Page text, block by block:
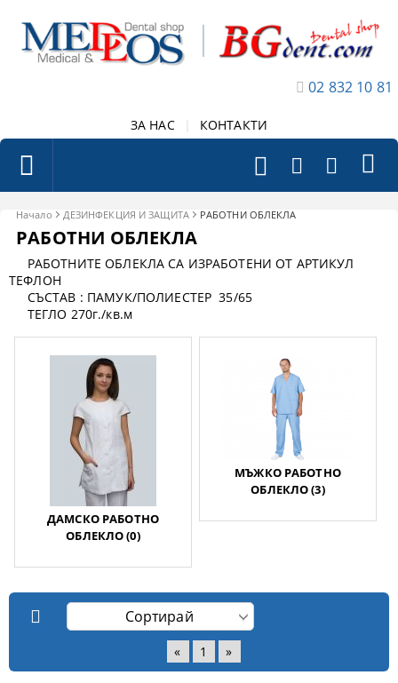
02 832 10 81
ЗА НАС КОНТАКТИ
Начало ДЕЗИНФЕКЦИЯ И ЗАЩИТА РАБОТНИ ОБЛЕКЛА
РАБОТНИ ОБЛЕКЛА
РАБОТНИТЕ ОБЛЕКЛА СА ИЗРАБОТЕНИ ОТ АРТИКУЛ
ТЕФЛОН
СЪСТАВ : ПАМУК/ПОЛИЕСТЕР 35/65
ТЕГЛО 270г./кв.м
ДАМСКО РАБОТНО
ОБЛЕКЛО (0)
МЪЖКО РАБОТНО
ОБЛЕКЛО (3)
« 1 »